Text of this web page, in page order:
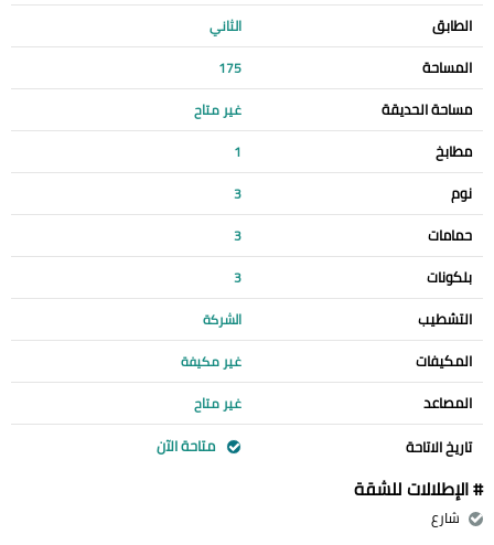
الطابق الثاني
المساحة 175
مساحة الحديقة غير متاح
مطابخ 1
نوم 3
حمامات 3
بلكونات 3
التشطيب الشركة
المكيفات غير مكيفة
المصاعد غير متاح
تاريخ الاتاحة متاحة الآن
# الإطلالات للشقة
شارع